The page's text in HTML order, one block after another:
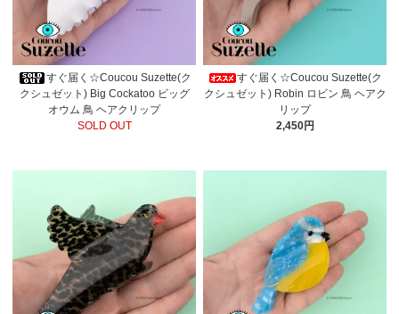
すぐ届く☆Coucou Suzette(ク
クシュゼット) Big Cockatoo ビッグ
オウム 鳥 ヘアクリップ
SOLD OUT
すぐ届く☆Coucou Suzette(ク
クシュゼット) Robin ロビン 鳥 ヘアク
リップ
2,450円